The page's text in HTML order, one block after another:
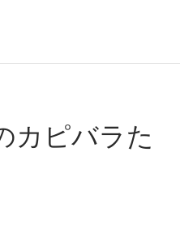
カピバラた